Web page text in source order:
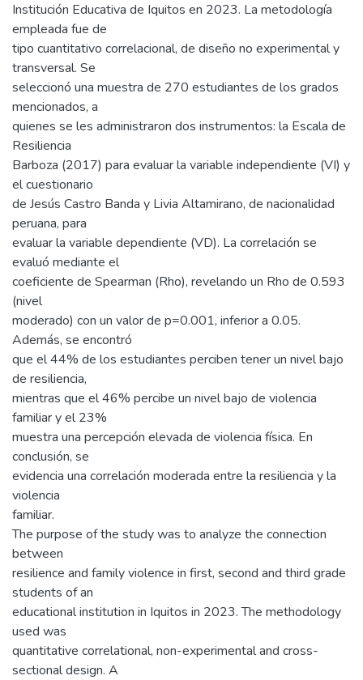
Institución Educativa de Iquitos en 2023. La metodología
empleada fue de
tipo cuantitativo correlacional, de diseño no experimental y
transversal. Se
seleccionó una muestra de 270 estudiantes de los grados
mencionados, a
quienes se les administraron dos instrumentos: la Escala de
Resiliencia
Barboza (2017) para evaluar la variable independiente (VI) y
el cuestionario
de Jesús Castro Banda y Livia Altamirano, de nacionalidad
peruana, para
evaluar la variable dependiente (VD). La correlación se
evaluó mediante el
coeficiente de Spearman (Rho), revelando un Rho de 0.593
(nivel
moderado) con un valor de p=0.001, inferior a 0.05.
Además, se encontró
que el 44% de los estudiantes perciben tener un nivel bajo
de resiliencia,
mientras que el 46% percibe un nivel bajo de violencia
familiar y el 23%
muestra una percepción elevada de violencia física. En
conclusión, se
evidencia una correlación moderada entre la resiliencia y la
violencia
familiar.
The purpose of the study was to analyze the connection
between
resilience and family violence in first, second and third grade
students of an
educational institution in Iquitos in 2023. The methodology
used was
quantitative correlational, non-experimental and cross-
sectional design. A